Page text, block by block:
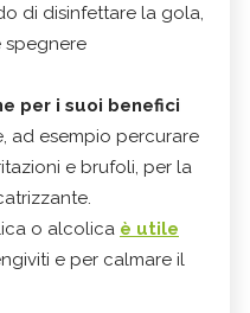
di disinfettare la gola,
spegnere
per i suoi benefici
ad esempio percurare
e brufoli, per la
o alcolica è utile
e per calmare il